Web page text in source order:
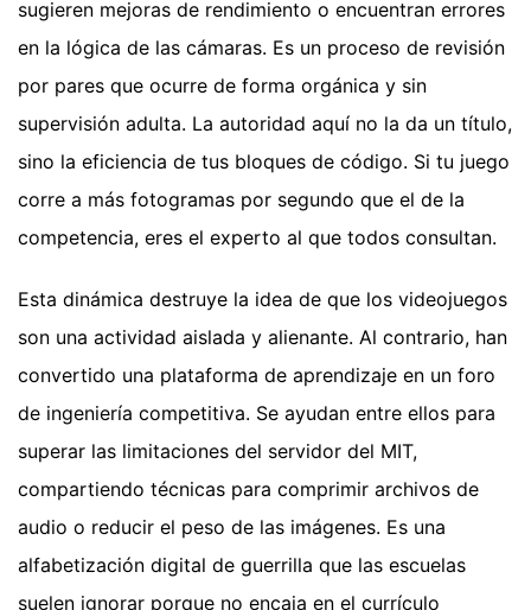
sugieren mejoras de rendimiento o encuentran errores
en la lógica de las cámaras. Es un proceso de revisión
por pares que ocurre de forma orgánica y sin
supervisión adulta. La autoridad aquí no la da un título,
sino la eficiencia de tus bloques de código. Si tu juego
corre a más fotogramas por segundo que el de la
competencia, eres el experto al que todos consultan.
Esta dinámica destruye la idea de que los videojuegos
son una actividad aislada y alienante. Al contrario, han
convertido una plataforma de aprendizaje en un foro
de ingeniería competitiva. Se ayudan entre ellos para
superar las limitaciones del servidor del MIT,
compartiendo técnicas para comprimir archivos de
audio o reducir el peso de las imágenes. Es una
alfabetización digital de guerrilla que las escuelas
suelen ignorar porque no encaja en el currículo